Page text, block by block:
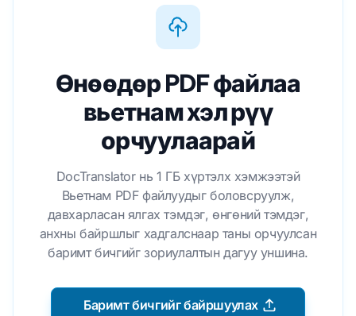
Өнөөдөр PDF файлаа
вьетнам хэл рүү
орчуулаарай
DocTranslator нь 1 ГБ хүртэлх хэмжээтэй
Вьетнам PDF файлуудыг боловсруулж,
давхарласан ялгах тэмдэг, өнгөний тэмдэг,
анхны байршлыг хадгалснаар таны орчуулсан
баримт бичгийг зориулалтын дагуу уншина.
Баримт бичгийг байршуулах